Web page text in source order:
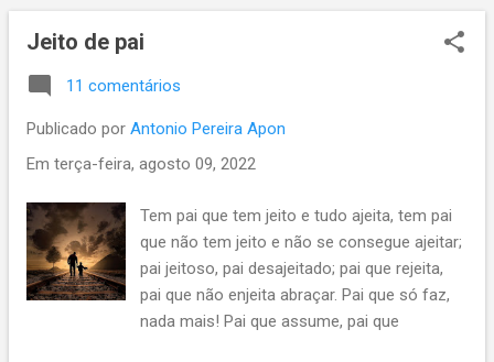
renda.
Jeito de pai
11 comentários
Publicado por Antonio Pereira Apon
Em terça-feira, agosto 09, 2022
Tem pai que tem jeito e tudo ajeita, tem pai
que não tem jeito e não se consegue ajeitar;
pai jeitoso, pai desajeitado; pai que rejeita,
pai que não enjeita abraçar. Pai que só faz,
nada mais! Pai que assume, pai que